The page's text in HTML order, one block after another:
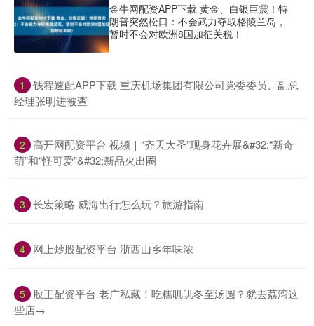
金牛网配资APP下载 黄金、白银巨震！特
朗普突然松口：不会武力夺取格陵兰岛，
暂时不会对欧洲8国加征关税！
1
​钱程速配APP下载 重庆机场集团有限公司党委委员、副总
经理张明进被查
2 ​高开网配资平台 视频｜“齐天大圣”现身花卉展&#32;“新奇
萌”和“怪可爱”&#32;新品火出圈
3 ​长宏策略 威海出行怎么玩？旅游指南
4 ​网上炒股配资平台 浙西山乡年味浓
5 ​股王配资平台 老广私藏！吃糯叽叽冬至汤圆？就去荔湾这
些店→